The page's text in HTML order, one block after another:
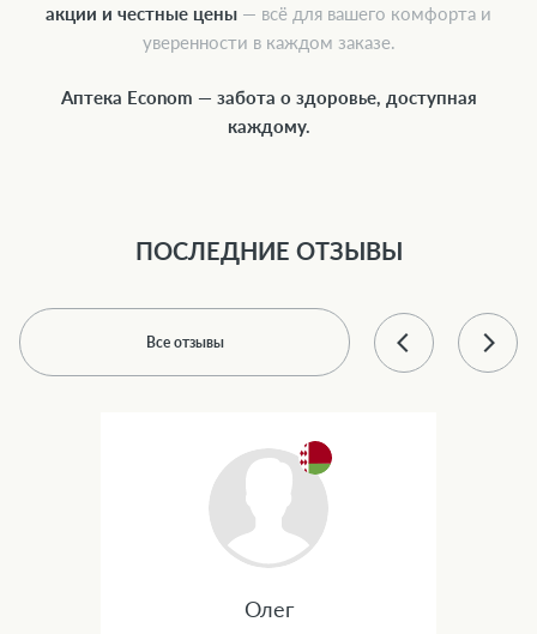
акции и честные цены — всё для вашего комфорта и
уверенности в каждом заказе.
Аптека Econom — забота о здоровье, доступная
каждому.
ПОСЛЕДНИЕ ОТЗЫВЫ
Все отзывы
Олег